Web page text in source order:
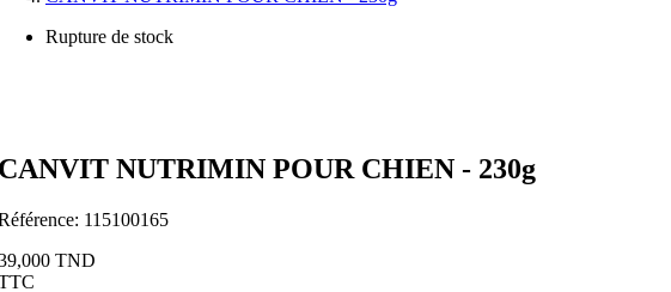
Rupture de stock
NUTRIMIN POUR CHIEN - 230g
115100165
TND